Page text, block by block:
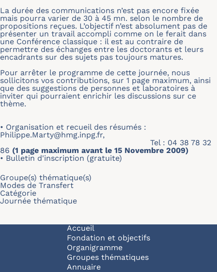
La durée des communications n’est pas encore fixée
mais pourra varier de 30 à 45 mn. selon le nombre de
propositions reçues. L’objectif n’est absolument pas de
présenter un travail accompli comme on le ferait dans
une Conférence classique : il est au contraire de
permettre des échanges entre les doctorants et leurs
encadrants sur des sujets pas toujours matures.
Pour arrêter le programme de cette journée, nous
sollicitons vos contributions, sur 1 page maximum, ainsi
que des suggestions de personnes et laboratoires à
inviter qui pourraient enrichir les discussions sur ce
thème.
• Organisation et recueil des résumés :
Philippe.Marty@hmg.inpg.fr,
Tel : 04 38 78 32
86 (1 page maximum avant le 15 Novembre 2009)
• Bulletin d'inscription (gratuite)
Groupe(s) thématique(s)
Modes de Transfert
Catégorie
Journée thématique
Navigation principale
Accueil
Fondation et objectifs
Organigramme
Groupes thématiques
Annuaire